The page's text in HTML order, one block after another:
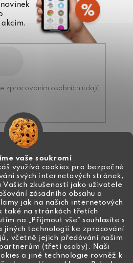
vaše soukromí
využívá cookies pro bezpečné
svých internetových stránek,
zkušeností jako uživatele
zásadního obsahu a
jak na našich internetových
také na stránkách třetích
na „Přijmout vše“ souhlasíte s
jiných technologií ke zpracování
včetně jejich předávání našim
(třetí osoby). Naši
a jiné technologie rovněž k
zpracováním osobních údajů